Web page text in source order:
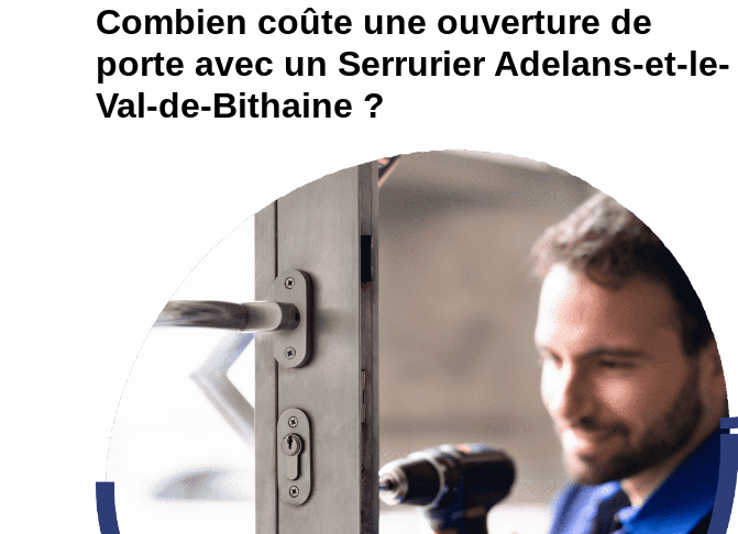
Combien coûte une ouverture de
porte avec un Serrurier Adelans-et-le-
Val-de-Bithaine ?